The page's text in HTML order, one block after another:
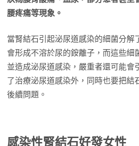
腰疼痛等現象。
當腎結石引起泌尿道感染的細菌分解
會形成不溶於尿的銨離子，而這些細
並造成泌尿道感染，嚴重者還可能會
了治療泌尿道感染外，同時也要把結
後續問題。
感染性腎結石好發女性